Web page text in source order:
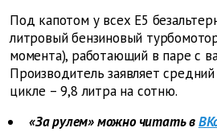
Под капотом у всех E5
литровый бензиновый
момента), работающий в паре с
Производитель заявляет
цикле – 9,8 литра на сотню.
«За рулем» можно читать в